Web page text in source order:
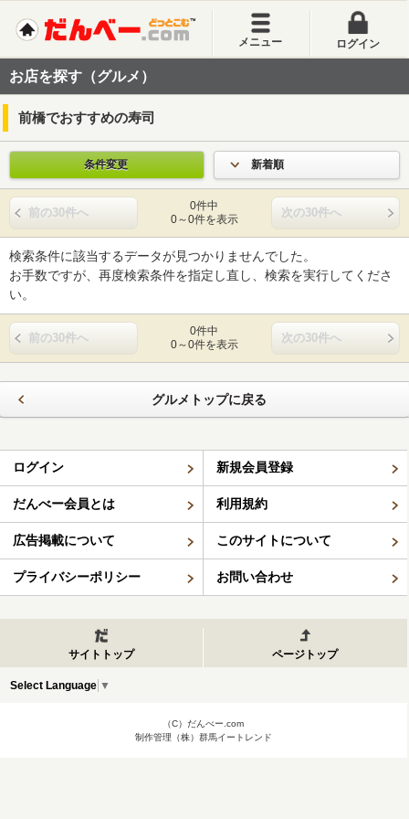
メニュー ログイン
お店を探す（グルメ）
前橋でおすすめの寿司
条件変更 新着順
前の30件へ
0件中
0～0件を表示
次の30件へ
検索条件に該当するデータが見つかりませんでした。
お手数ですが、再度検索条件を指定し直し、検索を実行してくださ
い。
前の30件へ
0件中
0～0件を表示
次の30件へ
グルメトップに戻る
ログイン 新規会員登録
だんべー会員とは 利用規約
広告掲載について このサイトについて
プライバシーポリシー お問い合わせ
サイトトップ ページトップ
Select Language ▼
（C）だんべー.com
制作管理（株）群馬イートレンド